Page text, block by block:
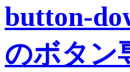
button-
のボタン